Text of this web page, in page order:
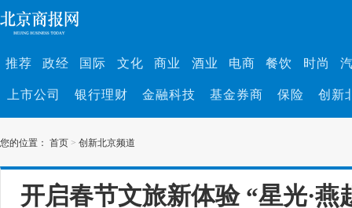
推荐 政经 国际 文化 商业 酒业 电商 餐饮 时尚
上市公司 银行理财 金融科技 基金券商 保险 创新
您的位置： 首页 > 创新北京频道
开启春节文旅新体验 “星光·燕